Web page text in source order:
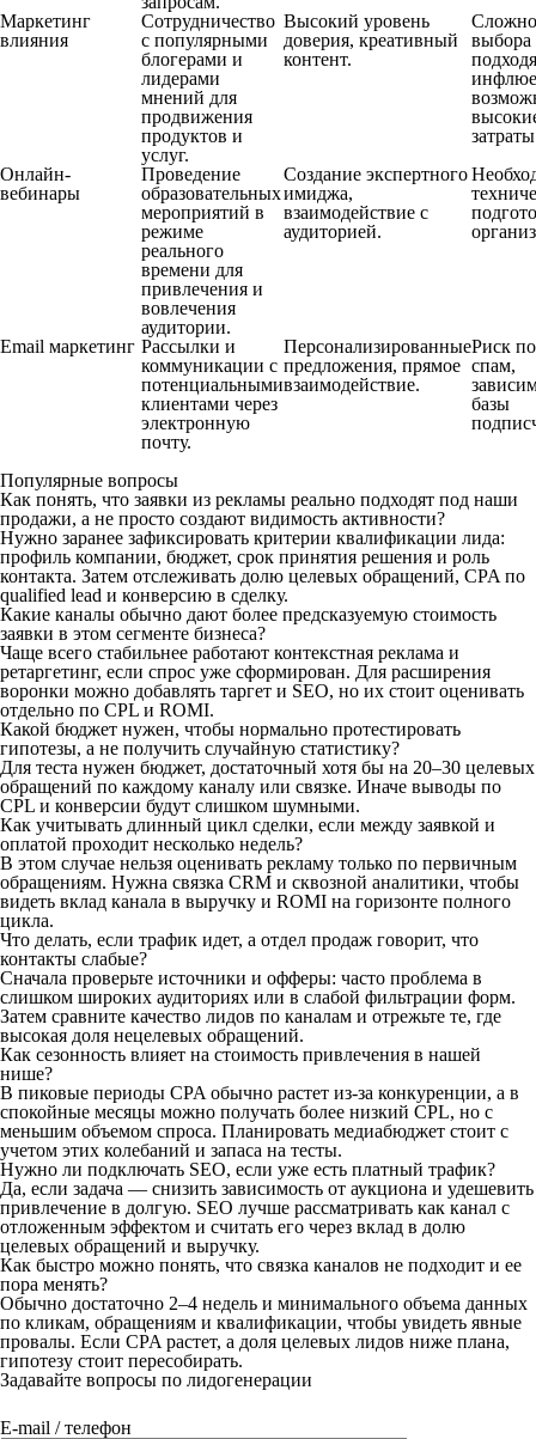
Маркетинг
влияния
Сотрудничество
с популярными
блогерами и
лидерами
мнений для
продвижения
продуктов и
услуг.
Высокий уровень
доверия, креативный
контент.
выбора
Онлайн-
вебинары
Проведение
образовательных
мероприятий в
режиме
реального
времени для
привлечения и
вовлечения
аудитории.
Создание экспертного
имиджа,
взаимодействие с
аудиторией.
Email маркетинг Рассылки и
коммуникации с
потенциальными
клиентами через
электронную
почту.
Персонализированные
предложения, прямое
взаимодействие.
Риск
спам,
базы
Популярные вопросы
Как понять, что заявки из рекламы реально подходят под наши
продажи, а не просто создают видимость активности?
Нужно заранее зафиксировать критерии квалификации лида:
профиль компании, бюджет, срок принятия решения и роль
контакта. Затем отслеживать долю целевых обращений, CPA по
qualified lead и конверсию в сделку.
Какие каналы обычно дают более предсказуемую стоимость
заявки в этом сегменте бизнеса?
Чаще всего стабильнее работают контекстная реклама и
ретаргетинг, если спрос уже сформирован. Для расширения
воронки можно добавлять таргет и SEO, но их стоит оценивать
отдельно по CPL и ROMI.
Какой бюджет нужен, чтобы нормально протестировать
гипотезы, а не получить случайную статистику?
Для теста нужен бюджет, достаточный хотя бы на 20–30 целевых
обращений по каждому каналу или связке. Иначе выводы по
CPL и конверсии будут слишком шумными.
Как учитывать длинный цикл сделки, если между заявкой и
оплатой проходит несколько недель?
В этом случае нельзя оценивать рекламу только по первичным
обращениям. Нужна связка CRM и сквозной аналитики, чтобы
видеть вклад канала в выручку и ROMI на горизонте полного
цикла.
Что делать, если трафик идет, а отдел продаж говорит, что
контакты слабые?
Сначала проверьте источники и офферы: часто проблема в
слишком широких аудиториях или в слабой фильтрации форм.
Затем сравните качество лидов по каналам и отрежьте те, где
высокая доля нецелевых обращений.
Как сезонность влияет на стоимость привлечения в нашей
нише?
В пиковые периоды CPA обычно растет из-за конкуренции, а в
спокойные месяцы можно получать более низкий CPL, но с
меньшим объемом спроса. Планировать медиабюджет стоит с
учетом этих колебаний и запаса на тесты.
Нужно ли подключать SEO, если уже есть платный трафик?
Да, если задача — снизить зависимость от аукциона и удешевить
привлечение в долгую. SEO лучше рассматривать как канал с
отложенным эффектом и считать его через вклад в долю
целевых обращений и выручку.
Как быстро можно понять, что связка каналов не подходит и ее
пора менять?
Обычно достаточно 2–4 недель и минимального объема данных
по кликам, обращениям и квалификации, чтобы увидеть явные
провалы. Если CPA растет, а доля целевых лидов ниже плана,
гипотезу стоит пересобирать.
Задавайте вопросы по лидогенерации
E-mail / телефон